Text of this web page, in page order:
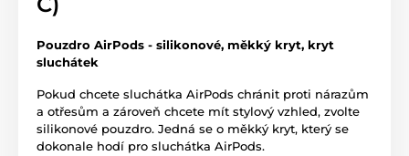
Pouzdro AirPods - silikonové, měkký kryt, kryt
sluchátek
Pokud chcete sluchátka AirPods chránit proti nárazům
a otřesům a zároveň chcete mít stylový vzhled, zvolte
silikonové pouzdro. Jedná se o měkký kryt, který se
dokonale hodí pro sluchátka AirPods.